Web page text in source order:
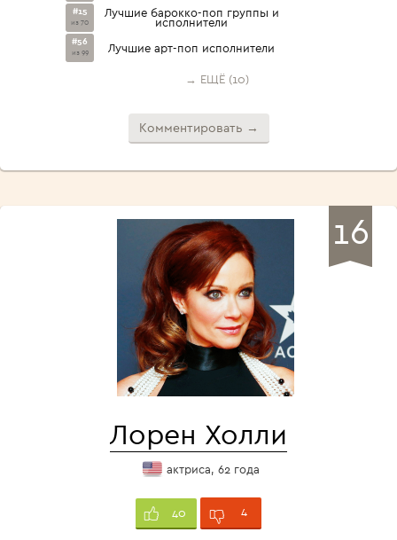
#15
из 70
Лучшие барокко-поп группы и
исполнители
#56
из 99 Лучшие арт-поп исполнители
→ ЕЩЁ (10)
Комментировать →
16
Лорен Холли
актриса, 62 года
40 4